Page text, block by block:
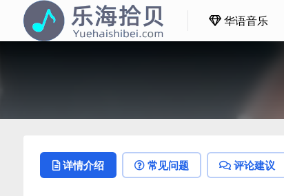
华语音乐
详情介绍 常见问题 评论建议